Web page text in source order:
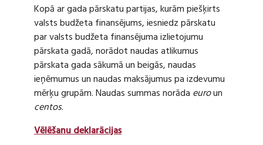
Kopā ar gada pārskatu partijas, kurām piešķirts
valsts budžeta finansējums, iesniedz pārskatu
par valsts budžeta finansējuma izlietojumu
pārskata gadā, norādot naudas atlikumus
pārskata gada sākumā un beigās, naudas
ieņēmumus un naudas maksājumus pa izdevumu
mērķu grupām. Naudas summas norāda euroun
centos.
Vēlēšanu deklarācijas